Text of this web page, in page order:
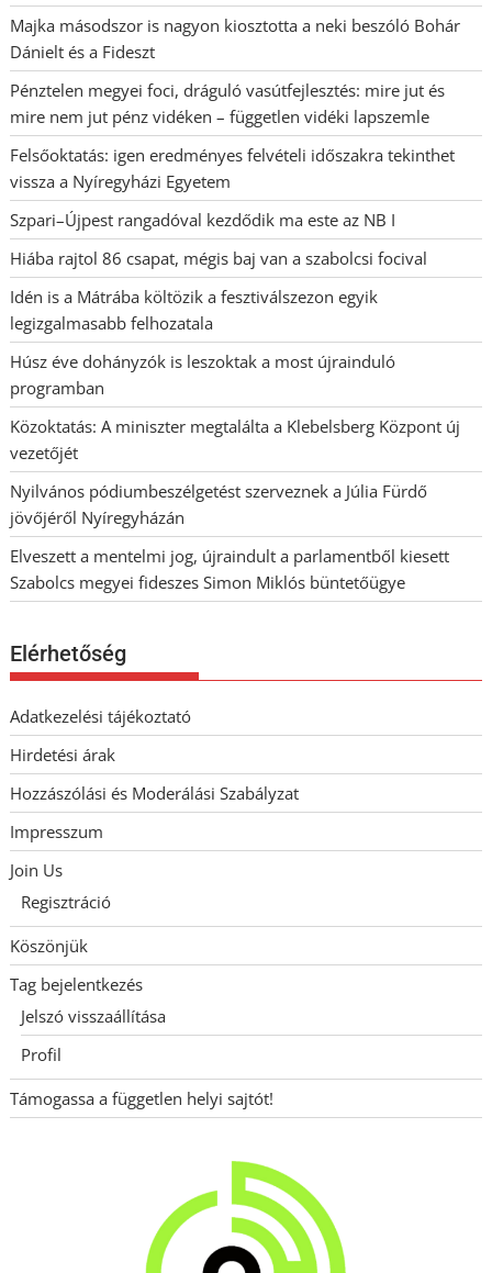
Majka másodszor is nagyon kiosztotta a neki beszóló Bohár
Dánielt és a Fideszt
Pénztelen megyei foci, dráguló vasútfejlesztés: mire jut és
mire nem jut pénz vidéken – független vidéki lapszemle
Felsőoktatás: igen eredményes felvételi időszakra tekinthet
vissza a Nyíregyházi Egyetem
Szpari–Újpest rangadóval kezdődik ma este az NB I
Hiába rajtol 86 csapat, mégis baj van a szabolcsi focival
Idén is a Mátrába költözik a fesztiválszezon egyik
legizgalmasabb felhozatala
Húsz éve dohányzók is leszoktak a most újrainduló
programban
Közoktatás: A miniszter megtalálta a Klebelsberg Központ új
vezetőjét
Nyilvános pódiumbeszélgetést szerveznek a Júlia Fürdő
jövőjéről Nyíregyházán
Elveszett a mentelmi jog, újraindult a parlamentből kiesett
Szabolcs megyei fideszes Simon Miklós büntetőügye
Elérhetőség
Adatkezelési tájékoztató
Hirdetési árak
Hozzászólási és Moderálási Szabályzat
Impresszum
Join Us
Regisztráció
Köszönjük
Tag bejelentkezés
Jelszó visszaállítása
Profil
Támogassa a független helyi sajtót!